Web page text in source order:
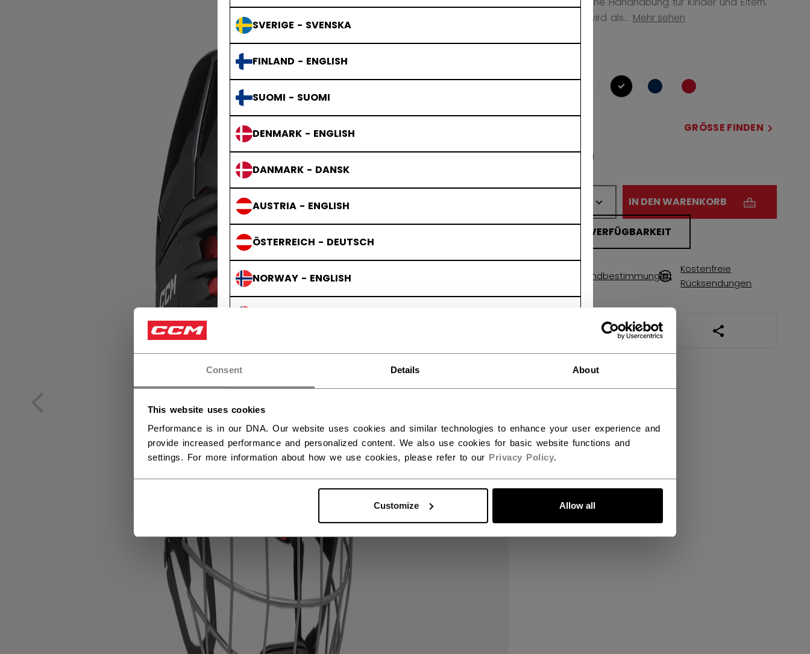
Consent Details About
This website uses cookies
Performance is in our DNA. Our website uses cookies and similar technologies to enhance your user experience and
provide increased performance and personalized content. We also use cookies for basic website functions and
settings. For more information about how we use cookies, please refer to our Privacy Policy.
Customize Allow all
SVERIGE - SVENSKA
FINLAND - ENGLISH
SUOMI - SUOMI
DENMARK - ENGLISH
DANMARK - DANSK
AUSTRIA - ENGLISH
ÖSTERREICH - DEUTSCH
NORWAY - ENGLISH
Der Helm wird als... Mehr sehen
ausgewählt
GRÖSSE FINDEN
OSFA
IN DEN WARENKORB
FILIALVERFÜGBARKEIT
Versandbestimmungen
Kostenfreie
Rücksendungen
LINKS ZUM TEILEN